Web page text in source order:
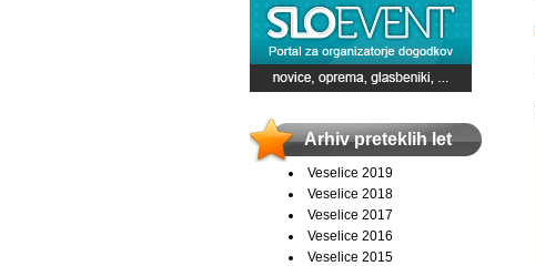
Arhiv preteklih let
Veselice 2019
Veselice 2018
Veselice 2017
Veselice 2016
Veselice 2015